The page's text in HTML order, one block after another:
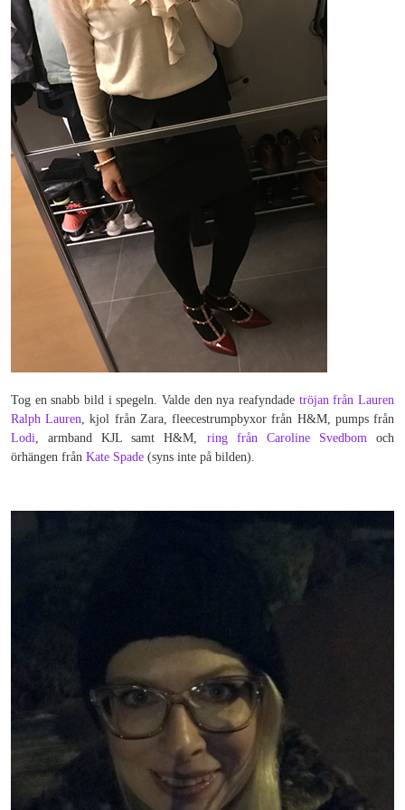
Tog en snabb bild i spegeln. Valde den nya reafyndade tröjan från Lauren
Ralph Lauren, kjol från Zara, fleecestrumpbyxor från H&M, pumps från
Lodi, armband KJL samt H&M, ring från Caroline Svedbomoch
örhängen från Kate Spade (syns inte på bilden).